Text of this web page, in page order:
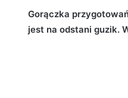
e
Gorączka
jest na odstani guzik.